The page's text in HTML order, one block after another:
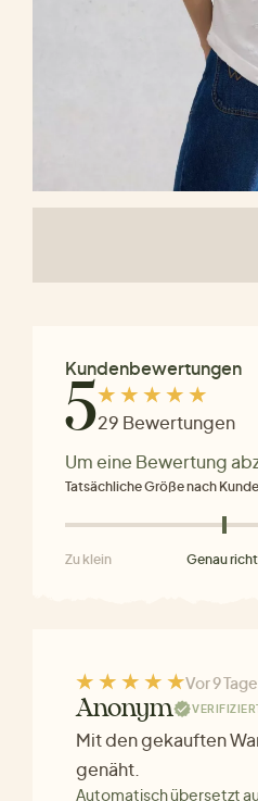
Kundenbewertungen
529 Bewertungen
Um eine Bewertung
Tatsächliche Größe nach
Zu klein Genau
Vor 9
Anonym
Mit den gekauften
genäht.
Automatisch übersetzt